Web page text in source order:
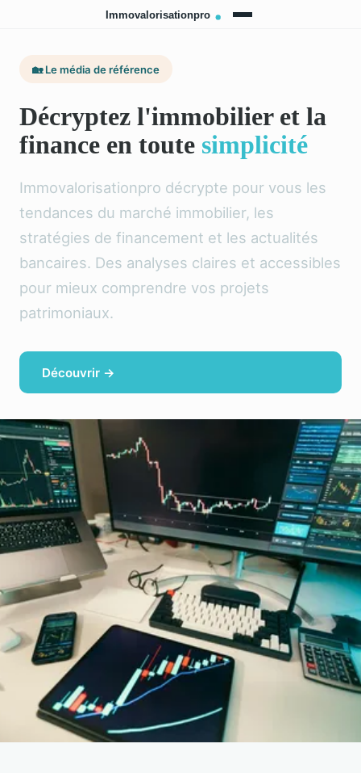
🏡 Le média de référence
Décryptez l'immobilier et la
finance en toute simplicité
Immovalorisationpro décrypte pour vous les
tendances du marché immobilier, les
stratégies de financement et les actualités
bancaires. Des analyses claires et accessibles
pour mieux comprendre vos projets
patrimoniaux.
Découvrir →